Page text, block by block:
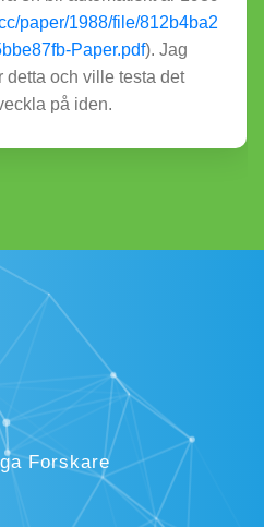
paper/1988/file/812b4ba2
Paper.pdf). Jag
detta och ville testa det
på iden.
Forskare